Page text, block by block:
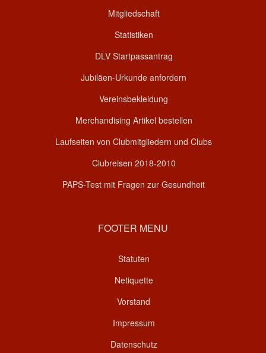
Mitgliedschaft
Statistiken
DLV Startpassantrag
Jubiläen-Urkunde anfordern
Vereinsbekleidung
Merchandising Artikel bestellen
Laufseiten von Clubmitgliedern und Clubs
Clubreisen 2018-2010
PAPS-Test mit Fragen zur Gesundheit
FOOTER MENU
Statuten
Netiquette
Vorstand
Impressum
Datenschutz